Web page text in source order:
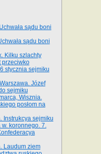
sądu boni
sądu boni
Kilku szlachty
przeciwko
stycz­nia sejmiku
Józef
sejmiku
Wisznia.
posłom na
Instrukcya sejmiku
w. koronnego. 7.
Laudum ziem